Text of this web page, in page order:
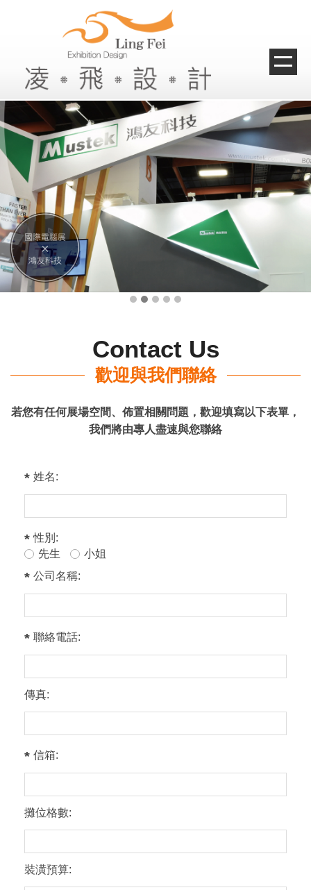
Contact Us
歡迎與我們聯絡
若您有任何展場空間、佈置相關問題，歡迎填寫以下表單，
我們將由專人盡速與您聯絡
姓名:
性別:
先生
小姐
公司名稱:
聯絡電話:
傳真:
信箱:
攤位格數:
裝潢預算: